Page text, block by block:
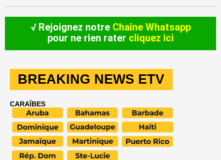
√ Rejoignez notre Chaîne Whatsapp
pour ne rien rater cliquez ici
BREAKING NEWS ETV
CARAÏBES